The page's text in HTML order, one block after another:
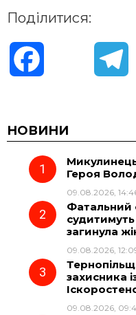
Поділитися:
c
e
o
o
e
g
r
a
НОВИНИ
Героя
09.08.2026,
Фатальний
загинула
09.08.2026,
захисника
09.08.2026,